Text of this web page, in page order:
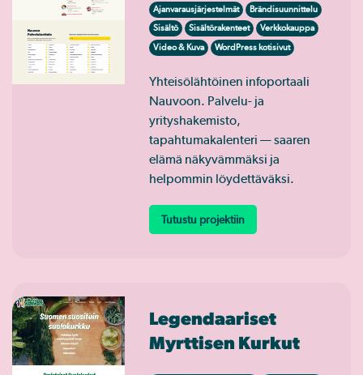
Ajanvarausjärjestelmät
Brändisuunnittelu
Sisältö
Sisältörakenteet
Verkkokauppa
Video & Kuva
WordPress kotisivut
Yhteisölähtöinen infoportaali
Nauvoon. Palvelu- ja
yrityshakemisto,
tapahtumakalenteri — saaren
elämä näkyvämmäksi ja
helpommin löydettäväksi.
Tutustu projektiin
Legendaariset
Myrttisen Kurkut